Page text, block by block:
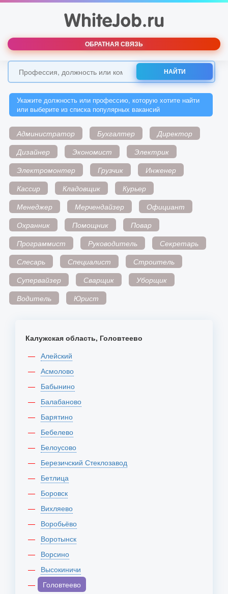
ОБРАТНАЯ СВЯЗЬ
НАЙТИ
Укажите должность или профессию, которую хотите найти
или выберите из списка популярных вакансий
Администратор Бухгалтер
Директор
Дизайнер
Экономист
Электрик
Электромонтер
Грузчик
Инженер
Кассир
Кладовщик
Курьер
Менеджер
Мерчендайзер
Официант
Охранник
Помощник
Повар
Программист
Руководитель
Секретарь
Слесарь
Специалист
Строитель
Супервайзер
Сварщик
Уборщик
Водитель
Юрист
Калужская область, Головтеево
Алейский
Асмолово
Бабынино
Балабаново
Барятино
Бебелево
Белоусово
Березичский Стеклозавод
Бетлица
Боровск
Вихляево
Воробьёво
Воротынск
Ворсино
Высокиничи
Головтеево